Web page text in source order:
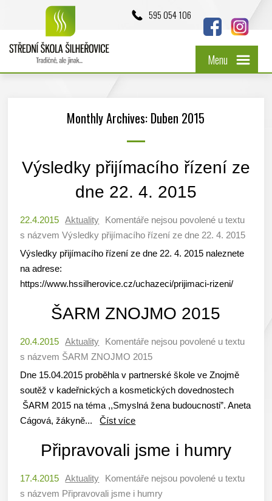
595 054 106
Menu
Monthly Archives: Duben 2015
Výsledky přijímacího řízení ze
dne 22. 4. 2015
22.4.2015 Aktuality Komentáře nejsou povolené u textu
s názvem Výsledky přijímacího řízení ze dne 22. 4. 2015
Výsledky přijímacího řízení ze dne 22. 4. 2015 naleznete
na adrese:
https://www.hssilherovice.cz/uchazeci/prijimaci-rizeni/
ŠARM ZNOJMO 2015
20.4.2015 Aktuality Komentáře nejsou povolené u textu
s názvem ŠARM ZNOJMO 2015
Dne 15.04.2015 proběhla v partnerské škole ve Znojmě
soutěž v kadeřnických a kosmetických dovednostech
ŠARM 2015 na téma ,,Smyslná žena budoucnosti”. Aneta
Cágová, žákyně...Číst více
Připravovali jsme i humry
17.4.2015 Aktuality Komentáře nejsou povolené u textu
s názvem Připravovali jsme i humry